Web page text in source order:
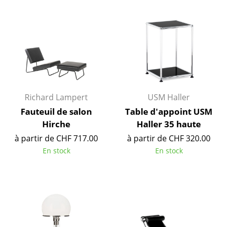
Lampes sans fil
... voir tous les luminaires
Lits
Lits doubles
Lits simples
Tables de chevet et Accessoires de lit
... voir tous les lits
Richard Lampert
Fauteuil de salon
Hirche
à partir de CHF 717.00
En stock
USM Haller
Table d'appoint USM
Haller 35 haute
à partir de CHF 320.00
En stock